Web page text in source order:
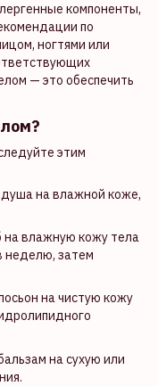
компоненты,
по
ногтями или
— это обеспечить
этим
душа на влажной коже,
на влажную кожу тела
неделю, затем
на чистую кожу
на сухую или